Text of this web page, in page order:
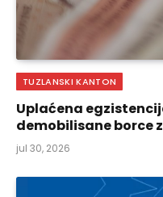
TUZLANSKI KANTON
Uplaćena
demobilisane borce
jul 30, 2026